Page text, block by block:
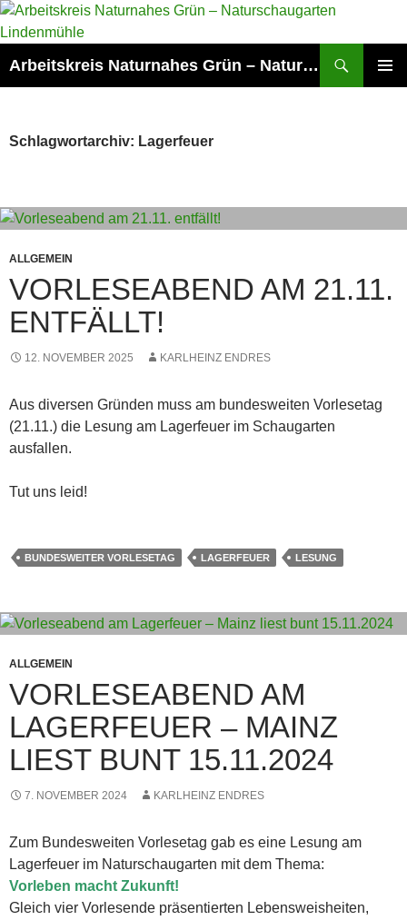
Zum
Inhalt
Arbeitskreis Naturnahes Grün – Naturschaugarten Lindenmühle
Schlagwortarchiv: Lagerfeuer
ALLGEMEIN
VORLESEABEND AM 21.11.
ENTFÄLLT!
12. NOVEMBER 2025 KARLHEINZ ENDRES
Aus diversen Gründen muss am bundesweiten Vorlesetag
(21.11.) die Lesung am Lagerfeuer im Schaugarten
ausfallen.
Tut uns leid!
BUNDESWEITER VORLESETAG LAGERFEUER LESUNG
ALLGEMEIN
VORLESEABEND AM
LAGERFEUER – MAINZ
LIEST BUNT 15.11.2024
7. NOVEMBER 2024 KARLHEINZ ENDRES
Zum Bundesweiten Vorlesetag gab es eine Lesung am
Lagerfeuer im Naturschaugarten mit dem Thema:
Vorleben macht Zukunft!
Gleich vier Vorlesende präsentierten Lebensweisheiten,